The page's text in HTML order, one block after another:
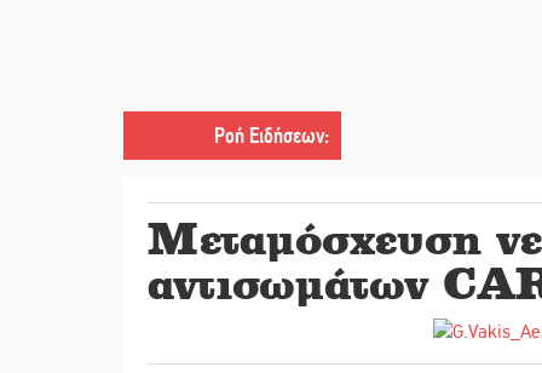
Ροή Ειδήσεων:
Μεταμόσχευση
αντισωμάτων